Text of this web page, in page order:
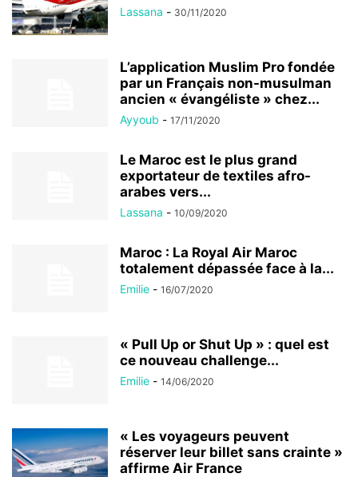
Lassana - 30/11/2020
L’application Muslim Pro fondée
par un Français non-musulman
ancien « évangéliste » chez...
Ayyoub - 17/11/2020
Le Maroc est le plus grand
exportateur de textiles afro-
arabes vers...
Lassana - 10/09/2020
Maroc : La Royal Air Maroc
totalement dépassée face à la...
Emilie - 16/07/2020
« Pull Up or Shut Up » : quel est
ce nouveau challenge...
Emilie - 14/06/2020
« Les voyageurs peuvent
réserver leur billet sans crainte »
affirme Air France